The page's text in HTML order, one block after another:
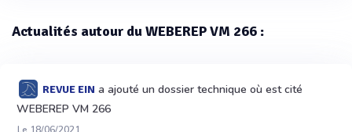
Actualités autour du WEBEREP VM 266 :
REVUE EIN a ajouté un dossier technique où est cité
WEBEREP VM 266